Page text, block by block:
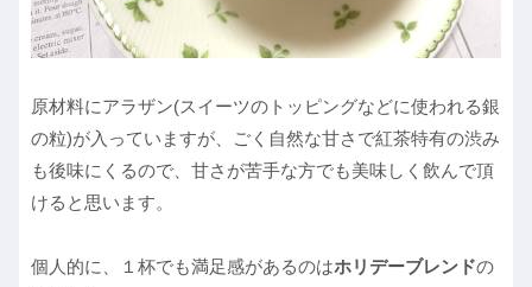
原材料にアラザン(スイーツのトッピングなどに使われる銀
の粒)が入っていますが、ごく自然な甘さで紅茶特有の渋み
も後味にくるので、甘さが苦手な方でも美味しく飲んで頂
けると思います。
個人的に、１杯でも満足感があるのはホリデーブレンドの